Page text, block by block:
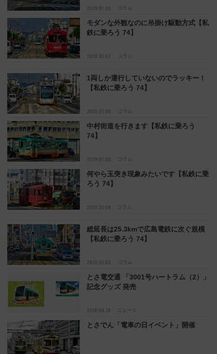
2019.01.08 コラム
2019.01.07 コラム
モダンな外観なのに吊掛け駆動方式【私
鉄に乗ろう 74】
2019.01.06 コラム
1両しか運行していないのでラッキー！
【私鉄に乗ろう 74】
2019.01.05 コラム
中村街道を行きます【私鉄に乗ろう
74】
2019.01.04 コラム
何やら玉突き現象みたいです【私鉄に乗
ろう 74】
2019.01.03 コラム
総延長は25.3kmで広島電鉄に次ぐ規模
【私鉄に乗ろう 74】
2018.04.18 ニュース
とさ電交通 「3001号ハートラム（2）」
記念グッズ 発売
とさでん「電車の日イベント」開催